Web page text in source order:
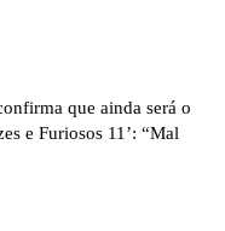
que ainda será o
e Furiosos 11’: “Mal